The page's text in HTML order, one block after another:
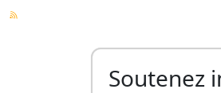
Soutenez